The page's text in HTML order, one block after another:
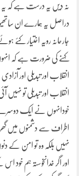
نہ دیں یہ درست ہے کہ
دراصل یہ ہمارے ان
جارحانہ رویہ اختیار کئے
کہنے کی ضرورت ہے کہ
انقلاب اور تبدیلی اور
انقلاب اور تبدیلی تو نہیں
خودانہوں نے ایک
اطراف سے دشمنوں میں
نہیں بلکہ وہ تو امن کے
اور اگر خدانخوستہ ہم خود